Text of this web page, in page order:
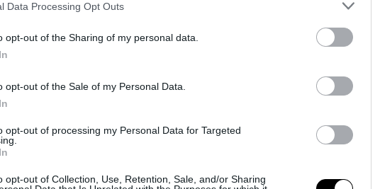
Data Processing Opt Outs
opt-out of the Sharing of my personal data.
opt-out of the Sale of my Personal Data.
opt-out of processing my Personal Data for Targeted
opt-out of Collection, Use, Retention, Sale, and/or Sharing
keto che preparo in 5 minuti (e
d’autunno)
Vinci 5 Ottobre 2025
4 min lettura
svegliarti con voglia di pane fresco, ma senza uscire dalla chetosi?
e pronto in…